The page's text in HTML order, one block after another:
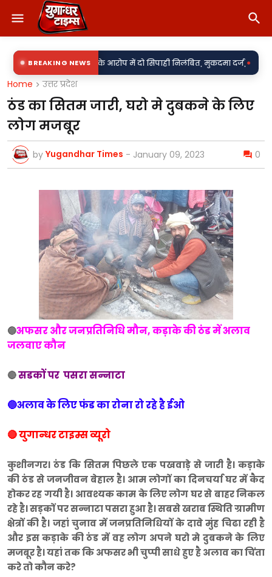
BREAKING NEWS
बदसलूकी के आरोप में दो सिपाही निलंबित, मुकदमा दर्ज,• 85 लाख का खेल या
Home उत्तर प्रदेश
ठंड का सितम जारी, घरो मे दुबकने के लिए
लोग मजबूर
by Yugandhar Times - January 09, 2023 0
🔵अफसर और जनप्रतिनिधि मौन, कड़ाके की ठंड में अलाव
जलवाए कौन
🔴सडकों पर पसरा सन्नाटा
🔵अलाव के लिए फंड का रोना रो रहे है ईओ
🔴 युगान्धर टाइम्स व्यूरो
कुशीनगर। ठंड कि सितम पिछले एक पखवाड़े से जारी है। कड़ाके
की ठंड से जनजीवन बेहाल है। आम लोगों का दिनचर्या घर में कैद
होकर रह गयी है। आवश्यक काम के लिए लोग घर से बाहर निकल
रहे है। सड़कों पर सन्नाटा पसरा हुआ है। सबसे खराब स्थिति ग्रामीण
क्षेत्रों की है। जहां चुनाव में जनप्रतिनिधियों के दावे मुंह चिढा रही है
और इस कड़ाके की ठंड में वह लोग अपने घरो मे दुबकने के लिए
मजबूर है। यहां तक कि अफसर भी चुप्पी साधे हुए है अलाव का चिंता
करे तो कौन करे?